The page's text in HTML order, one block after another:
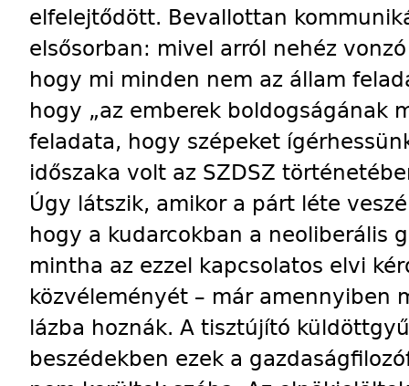
elfelejtődött. Beval­lot­tan
elsősorban: mivel arról nehéz
hogy mi minden nem az állam
hogy „az emberek boldogságának
feladata, hogy szépeket
időszaka volt az SZDSZ
Úgy látszik, amikor a párt léte
hogy a kudarcokban a neoliberális
mintha az ezzel kapcsolatos elvi
közvéleményét – már amennyiben
lázba hoznák. A tisztújító
beszédekben ezek a